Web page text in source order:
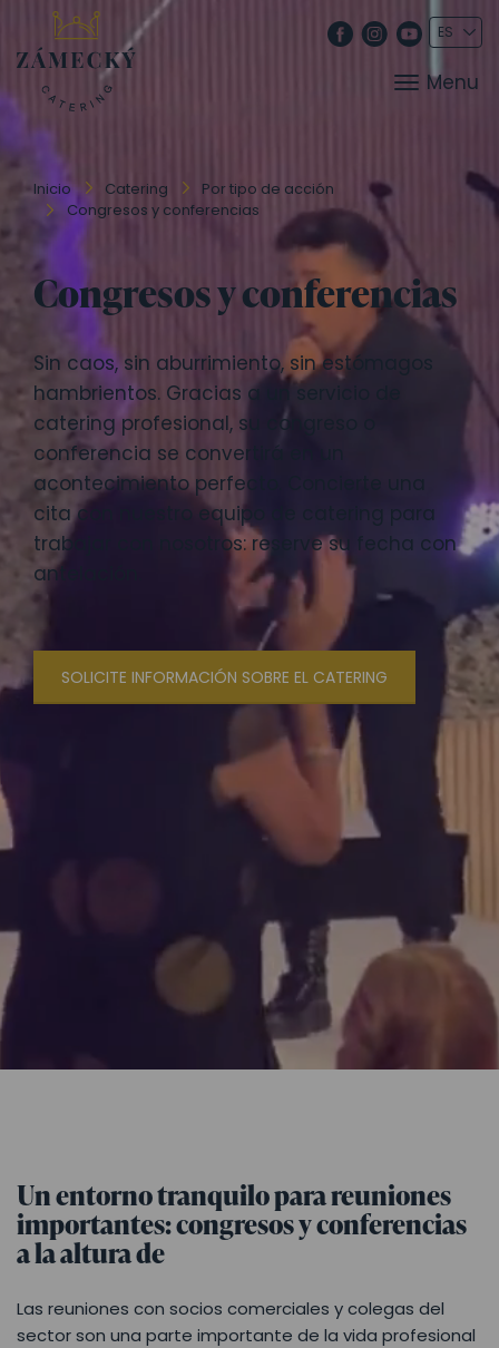
Menu
Inicio Catering
Por tipo de acción
Congresos y conferencias
Congresos y conferencias
Sin caos, sin aburrimiento, sin estómagos
hambrientos. Gracias a un servicio de
catering profesional, su congreso o
conferencia se convertirá en un
acontecimiento perfecto. Concierte una
cita con nuestro equipo de catering para
trabajar con nosotros: reserve su fecha con
antelación.
SOLICITE INFORMACIÓN SOBRE EL CATERING
Un entorno tranquilo para reuniones
importantes: congresos y conferencias
a la altura de
Las reuniones con socios comerciales y colegas del
sector son una parte importante de la vida profesional